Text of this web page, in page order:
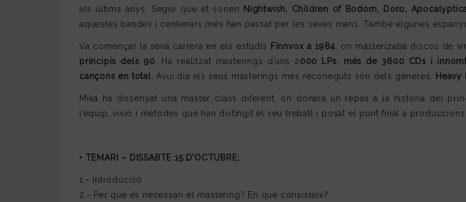
als últims anys. Segur que et sonen
Nightwish, Children of Bodom, Doro,
aquestes bandes i centenars més han passat per les seves mans. També algunes
Va començar la seva carrera en els estudis Finnvox a 1984, on masterizaba discos de
principis dels 90. Ha realitzat masterings d’uns 2000 LPs, més de 3600 CDs i
cançons en total. Avui dia els seus masterings més reconeguts són dels gèneres: Heavy
Mika ha dissenyat una màster class diferent, on donarà un repàs a la història del
l’equip, visió i mètodes que han distingit el seu treball i posat el punt final a
‣ TEMARI – DISSABTE 15 D’OCTUBRE:
1.- Introducció
2.- Per què és necessari el mastering? En què consisteix?